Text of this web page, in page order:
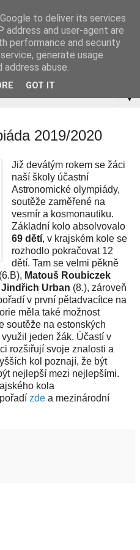
▼
2019/2020
Již devátým rokem se žáci
naší školy účastní
Astronomické olympiády,
soutěže zaměřené na
vesmír a kosmonautiku.
Základní kolo absolvovalo
69 dětí, v krajském kole se
rozhodlo pokračovat 12
dětí. Tam se velmi pěkně
(6.B), Matouš Roubiczek
Jindřich Urban (8.), zároveň
v první pětadvacítce na
měla také možnost
soutěže na estonských
jeden žák. Účastí v
rozšiřují svoje znalosti a
kol poznají, že být
nejlepší mezi nejlepšími.
kola
zde a mezinárodní
to deliver its services
address and user-agent are
performance and security
generate usage
abuse.
GOT IT